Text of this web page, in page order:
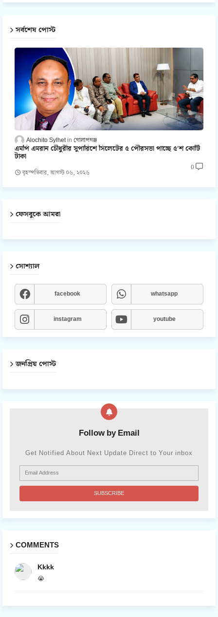
সর্বশেষ পোস্ট
Alochito Sylhet গোলাপগঞ্জ
এমপি এমরান চৌধুরীর সুপারিশে সিলেটের ৫ পৌরসভা পাচ্ছে ৫'শ কোটি
টাকা
বৃহস্পতিবার, আগস্ট ০৬, ২০২৬
0
ফেসবুকে আমরা
সোশ্যাল
facebook whatsapp
instagram youtube
জনপ্রিয় পোস্ট
Follow by Email
Get Notified About Next Update Direct to Your inbox
COMMENTS
Kkkk
😭